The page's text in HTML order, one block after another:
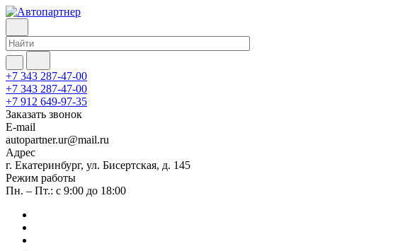
+7 343 287-47-00
+7 343 287-47-00
+7 912 649-97-35
Заказать звонок
E-mail
autopartner.ur@mail.ru
Адрес
г. Екатеринбург, ул. Бисертская, д. 145
Режим работы
Пн. – Пт.: с 9:00 до 18:00